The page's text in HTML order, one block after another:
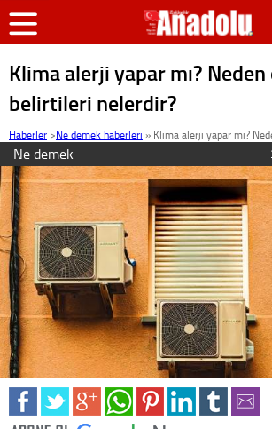
Klima alerji yapar mı?
belirtileri nelerdir?
Haberler >Ne demek haberleri » Klima alerji yapar mı?
Ne demek